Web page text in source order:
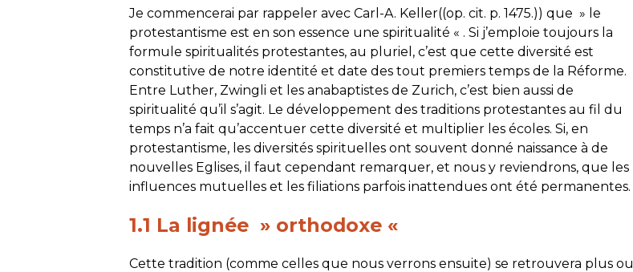
Je commencerai par rappeler avec Carl-A. Keller((op. cit. p. 1475.)) que » le
protestantisme est en son essence une spiritualité « . Si j’emploie toujours la
formule spiritualités protestantes, au pluriel, c’est que cette diversité est
constitutive de notre identité et date des tout premiers temps de la Réforme.
Entre Luther, Zwingli et les anabaptistes de Zurich, c’est bien aussi de
spiritualité qu’il s’agit. Le développement des traditions protestantes au fil du
temps n’a fait qu’accentuer cette diversité et multiplier les écoles. Si, en
protestantisme, les diversités spirituelles ont souvent donné naissance à de
nouvelles Eglises, il faut cependant remarquer, et nous y reviendrons, que les
influences mutuelles et les filiations parfois inattendues ont été permanentes.
1.1 La lignée » orthodoxe «
Cette tradition (comme celles que nous verrons ensuite) se retrouvera plus ou